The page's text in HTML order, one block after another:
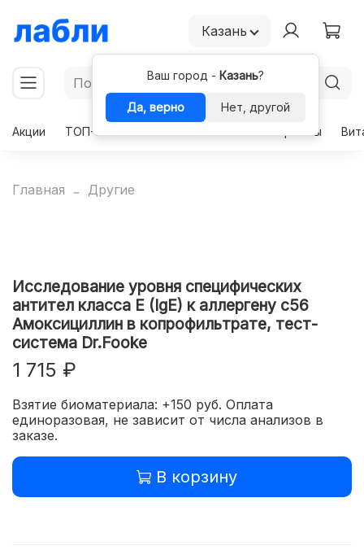
Казань
Ваш город - Казань?
Да, верно
Нет, другой
Акции
ТОП-50 Гормоны
Главная Другие
Исследование уровня специфических
антител класса E (IgE) к аллергену с56
Амоксициллин в копрофильтрате, тест-
система Dr.Fooke
1 715 ₽
Взятие биоматериала: +150 руб. Оплата
единоразовая, не зависит от числа анализов в
заказе.
В корзину